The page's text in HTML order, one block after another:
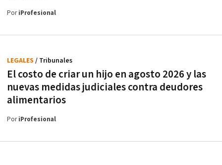
PoriProfesional
El costo de criar un hijo en agosto 2026 y las
nuevas medidas judiciales contra deudores
alimentarios
LEGALES / Tribunales
PoriProfesional